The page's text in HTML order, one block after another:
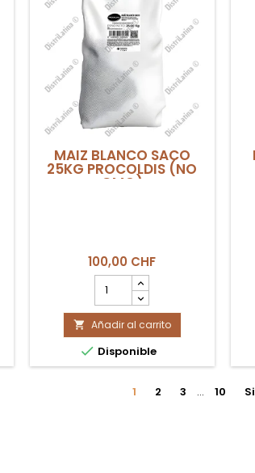
MAIZ BLANCO SACO
25KG PROCOLDIS (NO
GMO)
100,00 CHF
cantidad
del
producto
MAIZ
BLANCO
SACO
25kg
 Añadir al carrito
 Disponible
1 2 3 … 10